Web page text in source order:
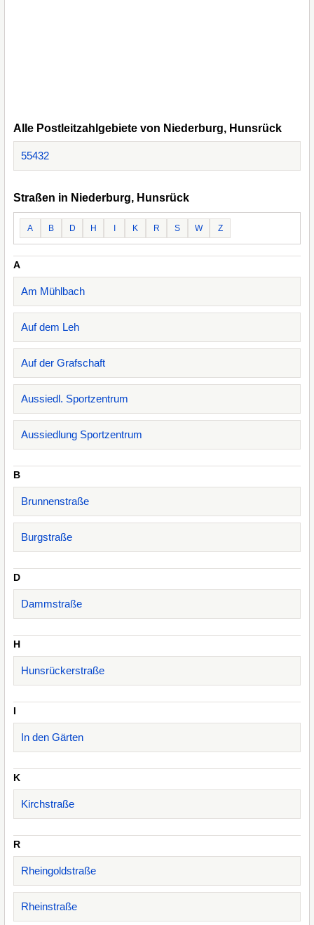
Alle Postleitzahlgebiete von Niederburg, Hunsrück
55432
Straßen in Niederburg, Hunsrück
A B D H K R S W Z
A
Am Mühlbach
Auf dem Leh
Auf der Grafschaft
Aussiedl. Sportzentrum
Aussiedlung Sportzentrum
B
Brunnenstraße
Burgstraße
D
Dammstraße
H
Hunsrückerstraße
I
In den Gärten
K
Kirchstraße
R
Rheingoldstraße
Rheinstraße